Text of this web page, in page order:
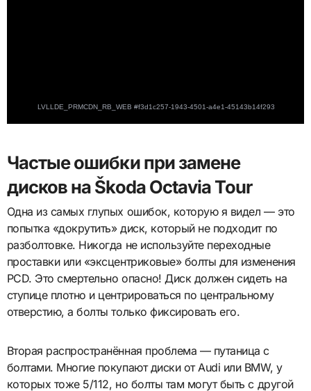
Частые ошибки при замене
дисков на Škoda Octavia Tour
Одна из самых глупых ошибок, которую я видел — это
попытка «докрутить» диск, который не подходит по
разболтовке. Никогда не используйте переходные
проставки или «эксцентриковые» болты для изменения
PCD. Это смертельно опасно! Диск должен сидеть на
ступице плотно и центрироваться по центральному
отверстию, а болты только фиксировать его.
Вторая распространённая проблема — путаница с
болтами. Многие покупают диски от Audi или BMW, у
которых тоже 5/112, но болты там могут быть с другой